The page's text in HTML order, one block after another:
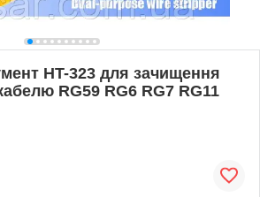
HT-323 для зачищення
RG59 RG6 RG7 RG11